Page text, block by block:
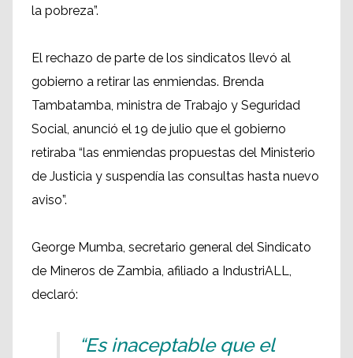
la pobreza”.
El rechazo de parte de los sindicatos llevó al
gobierno a retirar las enmiendas. Brenda
Tambatamba, ministra de Trabajo y Seguridad
Social, anunció el 19 de julio que el gobierno
retiraba “las enmiendas propuestas del Ministerio
de Justicia y suspendía las consultas hasta nuevo
aviso”.
George Mumba, secretario general del Sindicato
de Mineros de Zambia, afiliado a IndustriALL,
declaró:
“Es inaceptable que el